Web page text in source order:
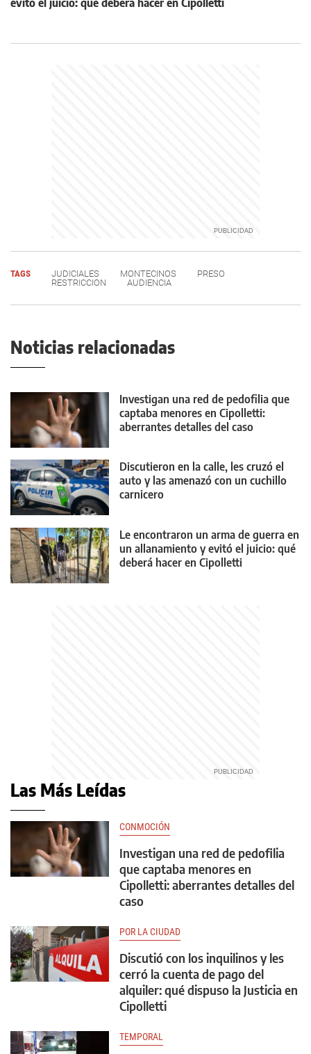
evitó el juicio: qué deberá hacer en Cipolletti
TAGS JUDICIALES MONTECINOS
PRESO
RESTRICCION
AUDIENCIA
Noticias relacionadas
Investigan una red de pedofilia que
captaba menores en Cipolletti:
aberrantes detalles del caso
Discutieron en la calle, les cruzó el
auto y las amenazó con un cuchillo
carnicero
Le encontraron un arma de guerra en
un allanamiento y evitó el juicio: qué
deberá hacer en Cipolletti
Las Más Leídas
CONMOCIÓN
Investigan una red de pedofilia
que captaba menores en
Cipolletti: aberrantes detalles del
caso
POR LA CIUDAD
Discutió con los inquilinos y les
cerró la cuenta de pago del
alquiler: qué dispuso la Justicia en
Cipolletti
TEMPORAL